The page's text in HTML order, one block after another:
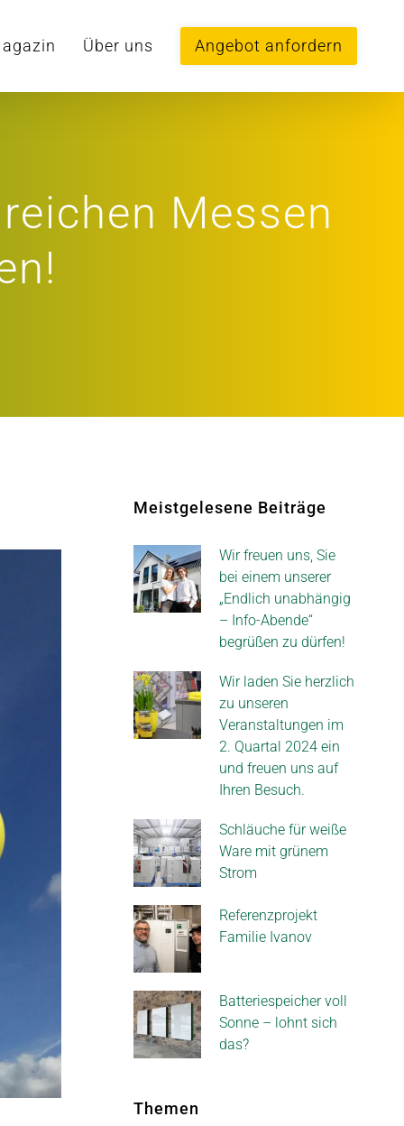
Über uns Angebot anfordern
Messen
Meistgelesene Beiträge
Wir freuen uns, Sie
bei einem unserer
„Endlich unabhängig
– Info-Abende“
begrüßen zu dürfen!
Wir laden Sie herzlich
zu unseren
Veranstaltungen im
2. Quartal 2024 ein
und freuen uns auf
Ihren Besuch.
Schläuche für weiße
Ware mit grünem
Strom
Referenzprojekt
Familie Ivanov
Batteriespeicher voll
Sonne – lohnt sich
das?
Themen